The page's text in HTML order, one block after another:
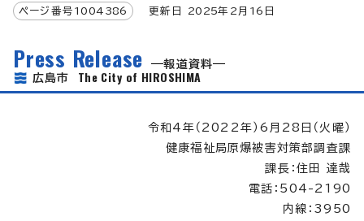
ページ番号 1004386 更新日 2025年2月 16 日
Press Release
報道資料
広島市 The City of HIROSHIMA
令和4年（2022年）6月28日（火曜）
健康福祉局原爆被害対策部調査課
課長：住田 達哉
電話：504-2190
内線：3950